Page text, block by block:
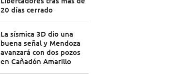
20 días cerrado
La sísmica 3D dio una
buena señal y Mendoza
avanzará con dos pozos
en Cañadón Amarillo